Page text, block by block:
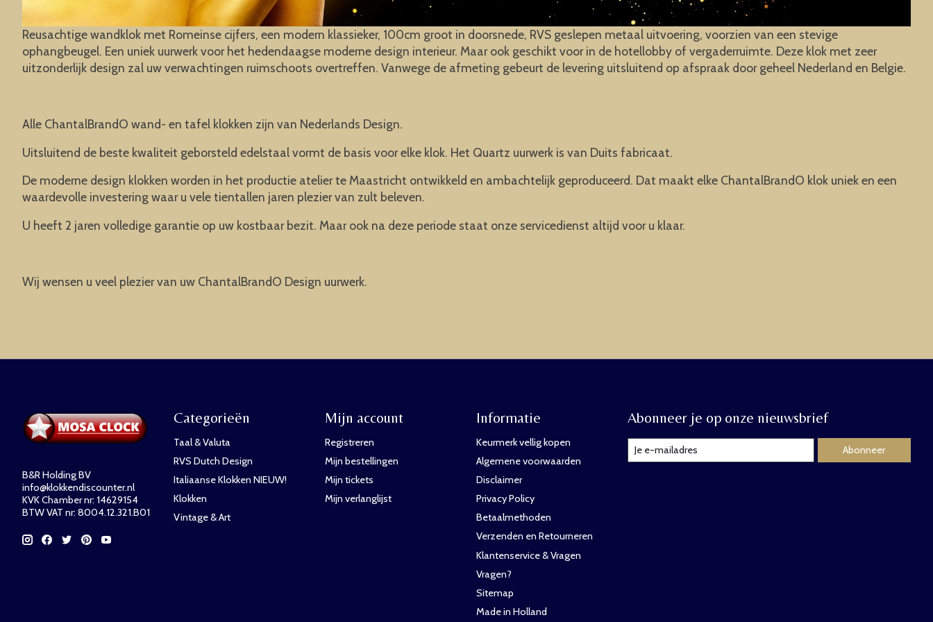
Reusachtige wandklok met Romeinse cijfers, een modern klassieker, 100cm groot in doorsnede, RVS geslepen metaal uitvoering, voorzien van een stevige
ophangbeugel. Een uniek uurwerk voor het hedendaagse moderne design interieur. Maar ook geschikt voor in de hotellobby of vergaderruimte. Deze klok met zeer
uitzonderlijk design zal uw verwachtingen ruimschoots overtreffen. Vanwege de afmeting gebeurt de levering uitsluitend op afspraak door geheel Nederland en Belgie.
Alle ChantalBrandO wand- en tafel klokken zijn van Nederlands Design.
Uitsluitend de beste kwaliteit geborsteld edelstaal vormt de basis voor elke klok. Het Quartz uurwerk is van Duits fabricaat.
De moderne design klokken worden in het productie atelier te Maastricht ontwikkeld en ambachtelijk geproduceerd. Dat maakt elke ChantalBrandO klok uniek en een
waardevolle investering waar u vele tientallen jaren plezier van zult beleven.
U heeft 2 jaren volledige garantie op uw kostbaar bezit. Maar ook na deze periode staat onze servicedienst altijd voor u klaar.
Wij wensen u veel plezier van uw ChantalBrandO Design uurwerk.
B&R Holding BV
info@klokkendiscounter.nl
KVK Chamber nr: 14629154
BTW VAT nr: 8004.12.321.B01
Categorieën
Taal & Valuta
RVS Dutch Design
Italiaanse Klokken NIEUW!
Klokken
Vintage & Art
Mijn account
Registreren
Mijn bestellingen
Mijn tickets
Mijn verlanglijst
Informatie
Keurmerk vellig kopen
Algemene voorwaarden
Disclaimer
Privacy Policy
Betaalmethoden
Verzenden en Retourneren
Klantenservice & Vragen
Vragen?
Sitemap
Made in Holland
Abonneer je op onze nieuwsbrief
Abonneer